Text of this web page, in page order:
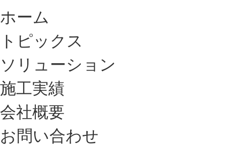
ホーム
トピックス
ソリューション
施工実績
会社概要
お問い合わせ